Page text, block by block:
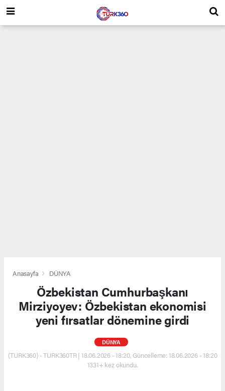
Anasayfa DÜNYA
Özbekistan Cumhurbaşkanı
Mirziyoyev: Özbekistan ekonomisi
yeni fırsatlar dönemine girdi
DÜNYA
(TURK360) - TURK360TR | 18.06.2026 - 18:20, Güncelleme: 18.06.2026 - 18:20
1331+ kez okundu.